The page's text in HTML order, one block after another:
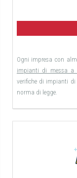
Ogni impresa con
impianti di messa a
verifiche di impianti
norma di legge.